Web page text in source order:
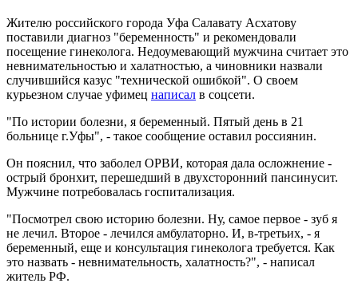
Жителю российского города Уфа Салавату Асхатову
поставили диагноз "беременность" и рекомендовали
посещение гинеколога. Недоумевающий мужчина считает это
невнимательностью и халатностью, а чиновники назвали
случившийся казус "технической ошибкой". О своем
курьезном случае уфимец написал в соцсети.
"По истории болезни, я беременный. Пятый день в 21
больнице г.Уфы", - такое сообщение оставил россиянин.
Он пояснил, что заболел ОРВИ, которая дала осложнение -
острый бронхит, перешедший в двухсторонний пансинусит.
Мужчине потребовалась госпитализация.
"Посмотрел свою историю болезни. Ну, самое первое - зуб я
не лечил. Второе - лечился амбулаторно. И, в-третьих, - я
беременный, еще и консультация гинеколога требуется. Как
это назвать - невнимательность, халатность?", - написал
житель РФ.